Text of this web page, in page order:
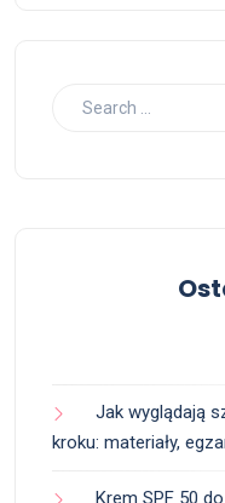
Jak wyglądają
kroku: materiały,
Krem SPF 50